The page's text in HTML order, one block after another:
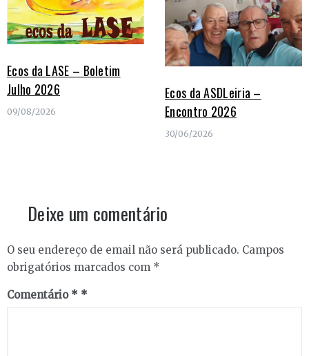
Ecos da LASE – Boletim
Julho 2026
09/08/2026
Ecos da ASDLeiria –
Encontro 2026
30/06/2026
Deixe um comentário
O seu endereço de email não será publicado. Campos
obrigatórios marcados com *
Comentário *